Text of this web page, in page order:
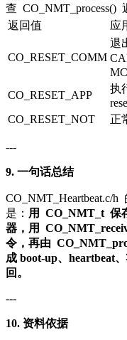
查 CO_NMT_process()
返回值
应
CO_RESET_COMM
退
CO_RESET_APP
执
CO_RESET_NOT
正
---
9. 一句话总结
CO_NMT_Heartbeat.c/h
是： 用 CO_NMT_t 保
器，用
令，再由
成 boot-up、heartbeat
回。
---
10. 资料依据